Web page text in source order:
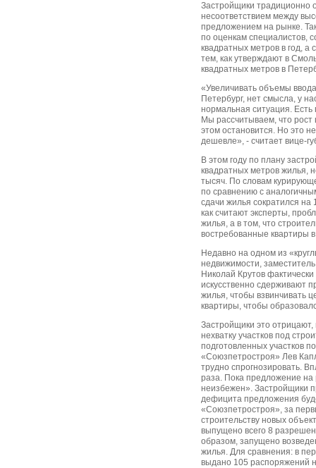
Застройщики традиционно
несоответствием между
предложением на рынке.
по оценкам специалистов,
квадратных метров в год,
тем, как утверждают в
квадратных метров в
«Увеличивать объемы
Петербург, нет смысла, у
нормальная ситуация. Есть
Мы рассчитываем, что рост
этом остановится. Но это
дешевле», - считает вице-
В этом году по плану
квадратных метров жилья,
тысяч. По словам
по сравнению с
сдачи жилья сократился
как считают эксперты,
жилья, а в том, что
востребованные квартиры
Недавно на одном из
недвижимости,
Николай Крутов
искусственно сдерживают
жилья, чтобы взвинчивать
квартиры, чтобы
Застройщики это
нехватку участков под
подготовленных участков
«Союзпетростроя» Лев
трудно спрогнозировать.
раза. Пока предложение на
неизбежен». Застройщики
дефицита предложения
«Союзпетростроя», за
строительству новых
выпущено всего 8
образом, запущено
жилья. Для сравнения: в
выдано 105 распоряжений